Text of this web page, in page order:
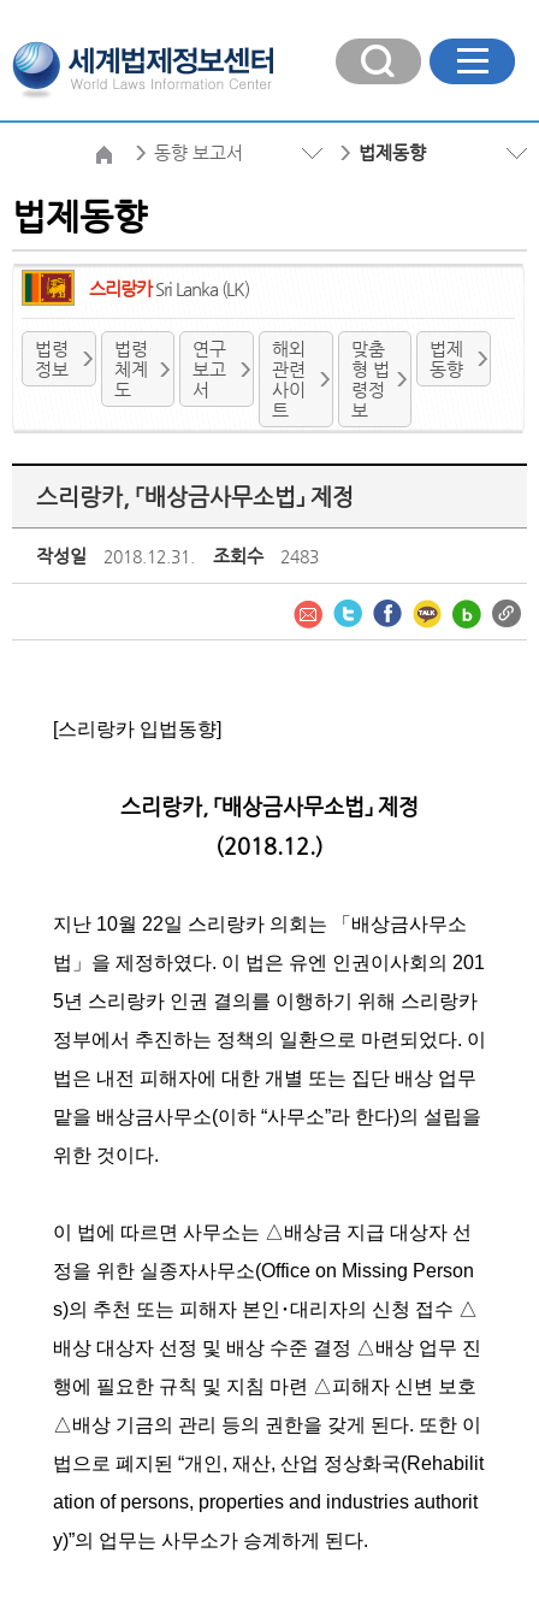
동향 보고서 법제동향
법제동향
스리랑카Sri Lanka (LK)
법령
정보
법령
체계
도
연구
보고
서
해외
관련
사이
트
맞춤
형 법
령정
보
법제
동향
스리랑카, 「배상금사무소법」 제정
작성일 2018.12.31. 조회수 2483
[스리랑카 입법동향]
스리랑카, 「배상금사무소법」 제정
(2018.12.)
지난 10월 22일 스리랑카 의회는 「배상금사무소
법」을 제정하였다. 이 법은 유엔 인권이사회의 201
5년 스리랑카 인권 결의를 이행하기 위해 스리랑카
정부에서 추진하는 정책의 일환으로 마련되었다. 이
법은 내전 피해자에 대한 개별 또는 집단 배상 업무
맡을 배상금사무소(이하 “사무소”라 한다)의 설립을
위한 것이다.
이 법에 따르면 사무소는 △배상금 지급 대상자 선
정을 위한 실종자사무소(Office on Missing Person
s)의 추천 또는 피해자 본인･대리자의 신청 접수 △
배상 대상자 선정 및 배상 수준 결정 △배상 업무 진
행에 필요한 규칙 및 지침 마련 △피해자 신변 보호
△배상 기금의 관리 등의 권한을 갖게 된다. 또한 이
법으로 폐지된 “개인, 재산, 산업 정상화국(Rehabilit
ation of persons, properties and industries authorit
y)”의 업무는 사무소가 승계하게 된다.